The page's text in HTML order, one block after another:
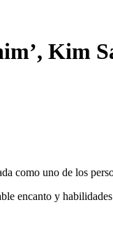
Kim
como uno de los
encanto y